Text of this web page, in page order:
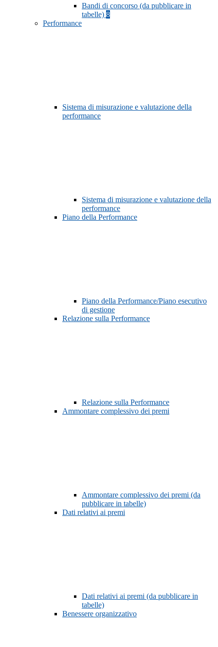
Bandi di concorso (da pubblicare in
tabelle) 8
Performance
Sistema di misurazione e valutazione della
performance
Sistema di misurazione e valutazione della
performance
Piano della Performance
Piano della Performance/Piano esecutivo
di gestione
Relazione sulla Performance
Relazione sulla Performance
Ammontare complessivo dei premi
Ammontare complessivo dei premi (da
pubblicare in tabelle)
Dati relativi ai premi
Dati relativi ai premi (da pubblicare in
tabelle)
Benessere organizzativo